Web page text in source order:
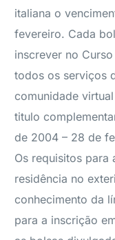
italiana o
fevereiro. Cada
inscrever no
todos os serviços
comunidade
titulo
de 2004 – 28 de
Os requisitos para
residência no
conhecimento da
para a inscrição